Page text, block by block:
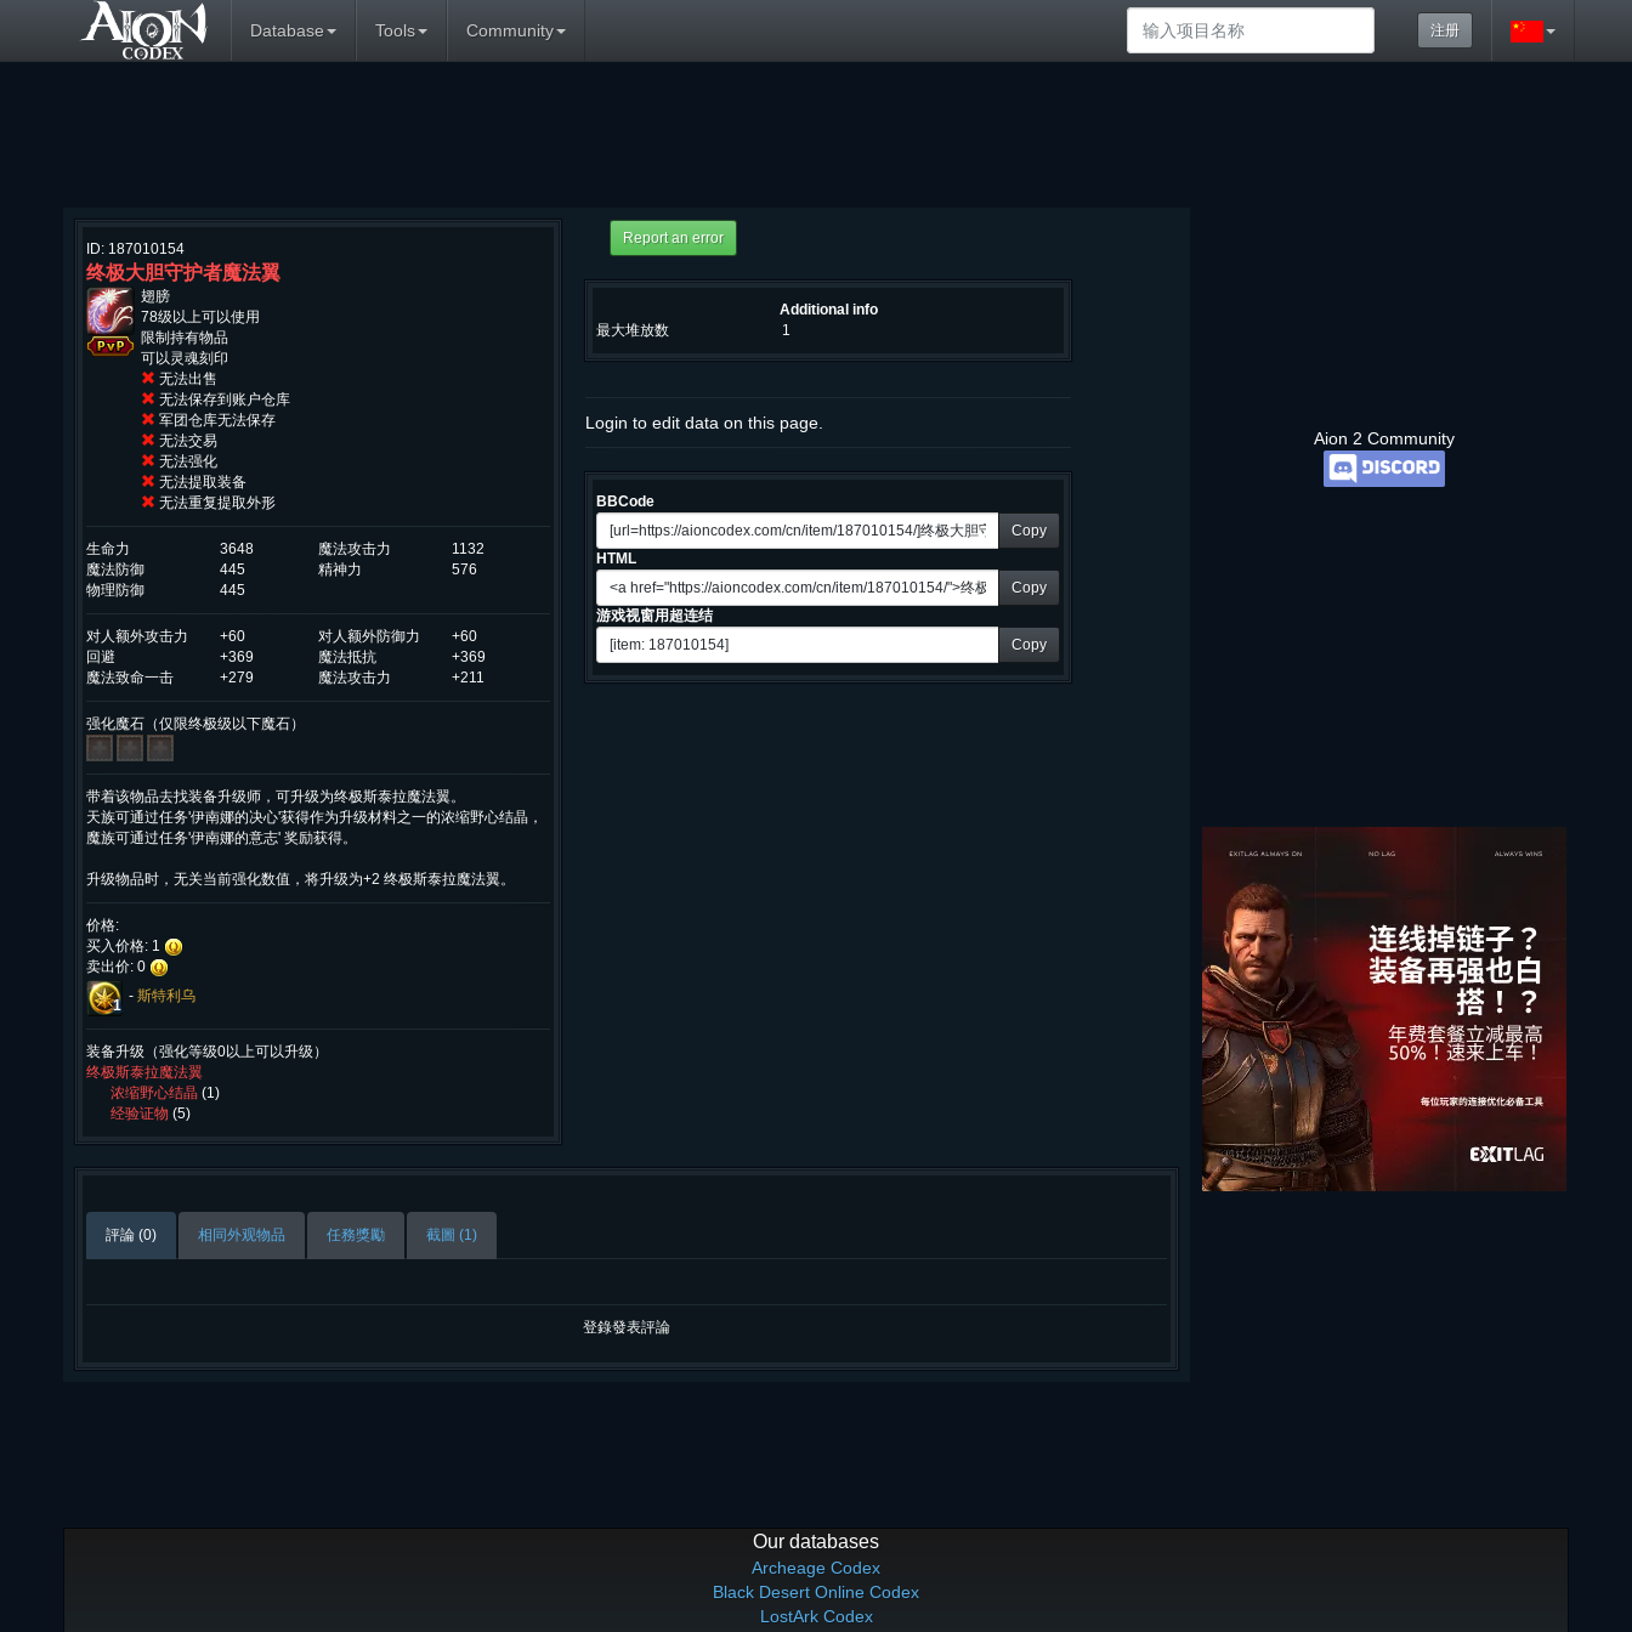
Database Tools Community 注册
Aion 2 Community
ID: 187010154
终极大胆守护者魔法翼
翅膀
78级以上可以使用
限制持有物品
可以灵魂刻印
无法出售
无法保存到账户仓库
军团仓库无法保存
无法交易
无法强化
无法提取装备
无法重复提取外形
生命力 3648 魔法攻击力
1132
魔法防御
445 精神力
576
物理防御
445
对人额外攻击力 +60 对人额外防御力
+60
回避
+369 魔法抵抗
+369
魔法致命一击
+279 魔法攻击力 +211
强化魔石（仅限终极级以下魔石）
带着该物品去找装备升级师，可升级为终极斯泰拉魔法翼。
天族可通过任务'伊南娜的决心'获得作为升级材料之一的浓缩野心结晶，
魔族可通过任务'伊南娜的意志' 奖励获得。
升级物品时，无关当前强化数值，将升级为+2 终极斯泰拉魔法翼。
价格:
买入价格: 1
卖出价: 0
1
- 斯特利乌
装备升级（强化等级0以上可以升级）
终极斯泰拉魔法翼
浓缩野心结晶 (1)
经验证物 (5)
Additional info
最大堆放数
1
Login to edit data on this page.
BBCode
Copy
HTML
Copy
游戏视窗用超连结
Copy
評論 (0) 相同外观物品 任務獎勵 截圖 (1)
登錄發表評論
Our databases
Archeage Codex
Black Desert Online Codex
LostArk Codex